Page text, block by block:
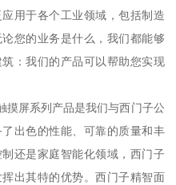
用于各个工业领域，包括制造
您的业务是什么，我们都能够
：我们的产品可以帮助您实现
系列产品是我们与西门子公
出色的性能、可靠的质量和丰
还是家庭智能化领域，西门子
出其特的优势。西门子精智面